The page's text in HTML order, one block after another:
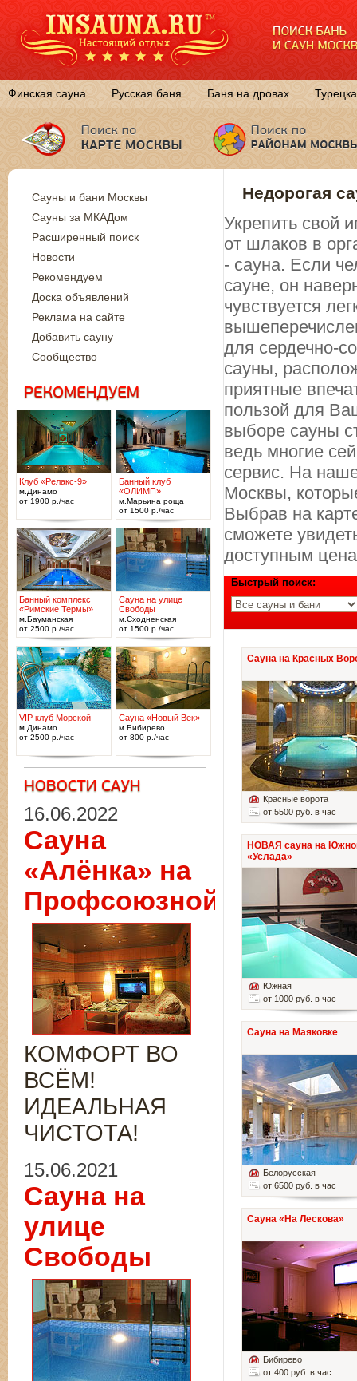
Финская сауна Русская баня Баня на дровах
Недорогая
Укрепить свой
от шлаков в
- сауна. Если
сауне, он
чувствуется
для сердечно-
сауны,
приятные
пользой для
выборе сауны
ведь многие
сервис. На
Москвы,
Выбрав на
сможете
доступным
Быстрый поиск:
Сауна на Красных
Красные ворота
от 5500 руб. в час
НОВАЯ сауна на
«Услада»
Южная
от 1000 руб. в час
Сауна на Маяковке
Белорусская
от 6500 руб. в час
Сауна «На Лескова»
Бибирево
от 400 руб. в час
Сауны и бани Москвы
Сауны за МКАДом
Расширенный поиск
Новости
Рекомендуем
Доска объявлений
Реклама на сайте
Добавить сауну
Сообщество
Клуб «Релакс-9»
м.Динамо
от 1900 р./час
Банный клуб
«ОЛИМП»
м.Марьина роща
от 1500 р./час
Банный комплекс
«Римские Термы»
м.Бауманская
от 2500 р./час
Сауна на улице
Свободы
м.Сходненская
от 1500 р./час
VIP клуб Морской
м.Динамо
от 2500 р./час
Сауна «Новый Век»
м.Бибирево
от 800 р./час
16.06.2022
Сауна
«Алёнка» на
Профсоюзной
КОМФОРТ ВО
ВСЁМ!
ИДЕАЛЬНАЯ
ЧИСТОТА!
15.06.2021
Сауна на
улице
Свободы